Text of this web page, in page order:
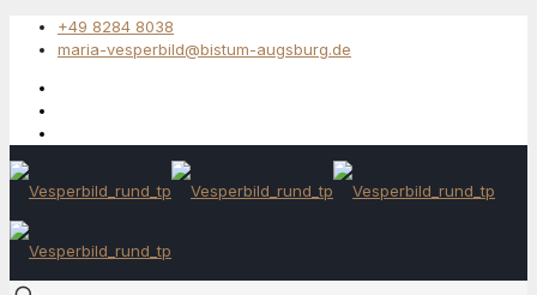
+49 8284 8038
maria-vesperbild@bistum-augsburg.de